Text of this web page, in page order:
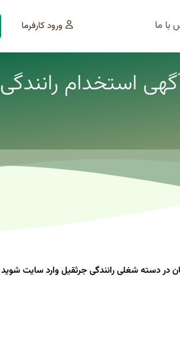
با ما ورود کارفرما
استخدام رانندگی
دسته شغلی رانندگی جرثقیل وارد سایت شوید